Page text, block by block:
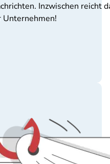
Inzwischen reicht